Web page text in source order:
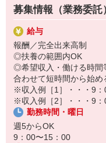
す！
〜ヤクルトスタッフの1日〜
2児の母として仕事と家庭
実際のワークスタイルを
※時間は地域によって異な
8:20 宅配センターに到着
8:30 朝礼が終わったら出発
13:00 お届け修了、翌日準
14:30お仕事修了
☆ココがPoint☆
・家事・夕食の支度など
募集情報（業務委託
給与
報酬／完全出来高制
◎扶養の範囲内OK
◎希望収入・働ける時間
合わせて短時間から始め
※収入例［1］・・・9
※収入例［2］・・・9
勤務時間・曜日
週5からOK
9：00〜15：00